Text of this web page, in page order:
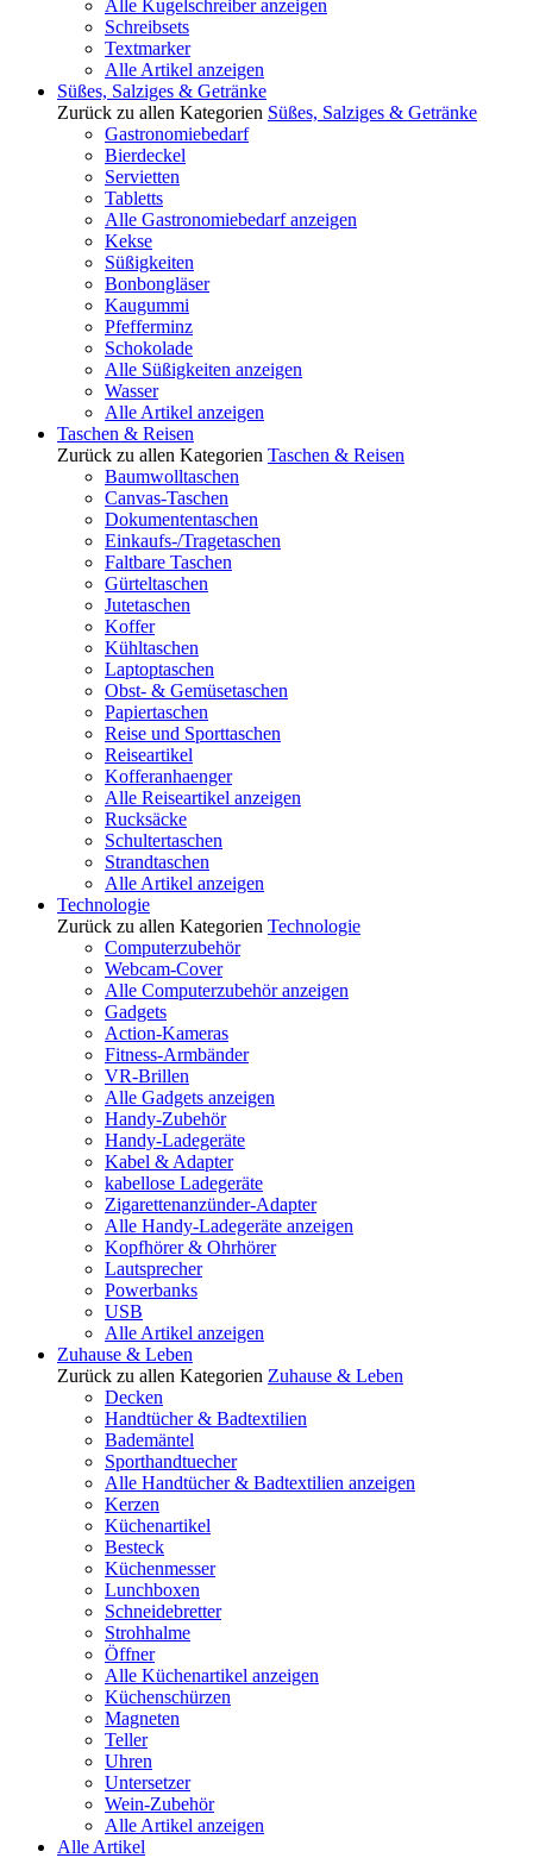
Alle Kugelschreiber anzeigen
Schreibsets
Textmarker
Alle Artikel anzeigen
Süßes, Salziges & Getränke
Zurück zu allen Kategorien Süßes, Salziges & Getränke
Gastronomiebedarf
Bierdeckel
Servietten
Tabletts
Alle Gastronomiebedarf anzeigen
Kekse
Süßigkeiten
Bonbongläser
Kaugummi
Pfefferminz
Schokolade
Alle Süßigkeiten anzeigen
Wasser
Alle Artikel anzeigen
Taschen & Reisen
Zurück zu allen Kategorien Taschen & Reisen
Baumwolltaschen
Canvas-Taschen
Dokumententaschen
Einkaufs-/Tragetaschen
Faltbare Taschen
Gürteltaschen
Jutetaschen
Koffer
Kühltaschen
Laptoptaschen
Obst- & Gemüsetaschen
Papiertaschen
Reise und Sporttaschen
Reiseartikel
Kofferanhaenger
Alle Reiseartikel anzeigen
Rucksäcke
Schultertaschen
Strandtaschen
Alle Artikel anzeigen
Technologie
Zurück zu allen Kategorien Technologie
Computerzubehör
Webcam-Cover
Alle Computerzubehör anzeigen
Gadgets
Action-Kameras
Fitness-Armbänder
VR-Brillen
Alle Gadgets anzeigen
Handy-Zubehör
Handy-Ladegeräte
Kabel & Adapter
kabellose Ladegeräte
Zigarettenanzünder-Adapter
Alle Handy-Ladegeräte anzeigen
Kopfhörer & Ohrhörer
Lautsprecher
Powerbanks
USB
Alle Artikel anzeigen
Zuhause & Leben
Zurück zu allen Kategorien Zuhause & Leben
Decken
Handtücher & Badtextilien
Bademäntel
Sporthandtuecher
Alle Handtücher & Badtextilien anzeigen
Kerzen
Küchenartikel
Besteck
Küchenmesser
Lunchboxen
Schneidebretter
Strohhalme
Öffner
Alle Küchenartikel anzeigen
Küchenschürzen
Magneten
Teller
Uhren
Untersetzer
Wein-Zubehör
Alle Artikel anzeigen
Alle Artikel